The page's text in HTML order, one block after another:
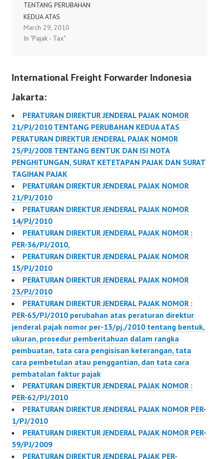
TENTANG PERUBAHAN
KEDUA ATAS
PERATURAN DIREKTUR
JENDERAL PAJAK
BENTUK, ISI DAN TATA
SURAT
PEMBERITAHUAN MASA
PAJAK PERTAMBAHAN
NILAI (SPT MASA PPN)
March 29, 2010
In "Pajak - Tax"
International Freight Forwarder Indonesia
Jakarta:
PERATURAN DIREKTUR JENDERAL PAJAK NOMOR
21/PJ/2010 TENTANG PERUBAHAN KEDUA ATAS
PERATURAN DIREKTUR JENDERAL PAJAK NOMOR
25/PJ/2008 TENTANG BENTUK DAN ISI NOTA
PENGHITUNGAN, SURAT KETETAPAN PAJAK DAN SURAT
TAGIHAN PAJAK
PERATURAN DIREKTUR JENDERAL PAJAK NOMOR
21/PJ/2010
PERATURAN DIREKTUR JENDERAL PAJAK NOMOR
14/PJ/2010
PERATURAN DIREKTUR JENDERAL PAJAK NOMOR :
PER-36/PJ/2010,
PERATURAN DIREKTUR JENDERAL PAJAK NOMOR
15/PJ/2010
PERATURAN DIREKTUR JENDERAL PAJAK NOMOR
23/PJ/2010
PERATURAN DIREKTUR JENDERAL PAJAK NOMOR :
PER-65/PJ/2010 perubahan atas peraturan direktur
jenderal pajak nomor per-13/pj./2010 tentang bentuk,
ukuran, prosedur pemberitahuan dalam rangka
pembuatan, tata cara pengisisan keterangan, tata
cara pembetulan atau penggantian, dan tata cara
pembatalan faktur pajak
PERATURAN DIREKTUR JENDERAL PAJAK NOMOR :
PER-62/PJ/2010
PERATURAN DIREKTUR JENDERAL PAJAK NOMOR PER-
1/PJ/2010
PERATURAN DIREKTUR JENDERAL PAJAK NOMOR PER-
59/PJ/2009
PERATURAN DIREKTUR JENDERAL PAJAK PER-